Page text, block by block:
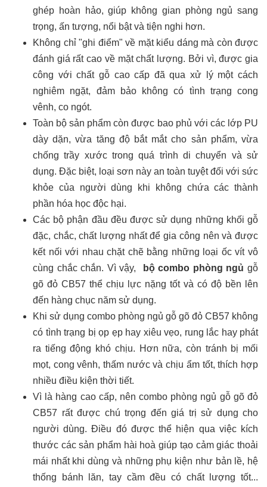
ghép hoàn hảo, giúp không gian phòng ngủ sang
trọng, ấn tượng, nổi bật và tiện nghi hơn.
Không chỉ "ghi điểm" về mặt kiểu dáng mà còn được
đánh giá rất cao về mặt chất lượng. Bởi vì, được gia
công với chất gỗ cao cấp đã qua xử lý một cách
nghiêm ngặt, đảm bảo không có tình trạng cong
vênh, co ngót.
Toàn bộ sản phẩm còn được bao phủ với các lớp PU
dày dặn, vừa tăng độ bắt mắt cho sản phẩm, vừa
chống trầy xước trong quá trình di chuyển và sử
dụng. Đặc biệt, loại sơn này an toàn tuyệt đối với sức
khỏe của người dùng khi không chứa các thành
phần hóa học độc hại.
Các bộ phận đầu đều được sử dụng những khối gỗ
đặc, chắc, chất lượng nhất để gia công nên và được
kết nối với nhau chặt chẽ bằng những loại ốc vít vô
cùng chắc chắn. Vì vậy,
bộ combo phòng ngủ gỗ
gõ đỏ CB57 thể chịu lực nặng tốt và có độ bền lên
đến hàng chục năm sử dụng.
Khi sử dụng combo phòng ngủ gỗ gõ đỏ CB57 không
có tình trạng bị ọp ẹp hay xiêu vẹo, rung lắc hay phát
ra tiếng động khó chịu. Hơn nữa, còn tránh bị mối
mọt, cong vênh, thấm nước và chịu ẩm tốt, thích hợp
nhiều điều kiện thời tiết.
Vì là hàng cao cấp, nên combo phòng ngủ gỗ gõ đỏ
CB57 rất được chú trọng đến giá trị sử dụng cho
người dùng. Điều đó được thể hiện qua việc kích
thước các sản phẩm hài hoà giúp tạo cảm giác thoải
mái nhất khi dùng và những phụ kiện như bản lề, hệ
thống bánh lăn, tay cầm đều có chất lượng tốt...